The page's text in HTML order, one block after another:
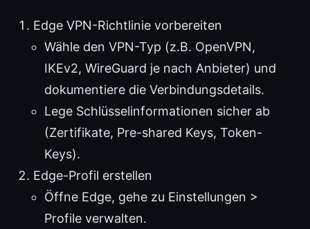
Edge VPN-Richtlinie vorbereiten
Wähle den VPN-Typ (z.B. OpenVPN,
IKEv2, WireGuard je nach Anbieter) und
dokumentiere die Verbindungsdetails.
Lege Schlüsselinformationen sicher ab
(Zertifikate, Pre-shared Keys, Token-
Keys).
Edge-Profil erstellen
Öffne Edge, gehe zu Einstellungen >
Profile verwalten.